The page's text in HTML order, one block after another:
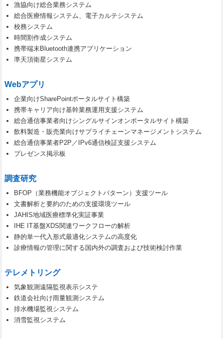
漁協向け総合業務システム
総合医療情報システム、電子カルテシステム
校務システム
時間割作成システム
携帯端末Bluetooth連携アプリケーション
準天頂衛星システム
Webアプリ
企業向けSharePointポータルサイト構築
携帯キャリア向け基幹業務運用支援システム
総合通信事業者向けシングルサインオンポータルサイト構築
飲料製造・販売業向けサプライチェーンマネージメントシステム
総合通信事業者P2P／IPv6通信検証支援システム
プレゼンス掲示板
調査研究
BFOP（業務機能オブジェクトパターン）支援ツール
文書解析と要約のための支援環境ツール
JAHIS地域医療標準化実証事業
IHE IT基盤XDS関連ワークフローの解析
静的単一代入形式最適化システムの高度化
診療情報の管理に関する国内外の調査および技術検討作業
テレメトリング
気象観測遠隔監視表示システ
鉄道会社向け雨量観測システム
排水機場監視システム
消雪監視システム